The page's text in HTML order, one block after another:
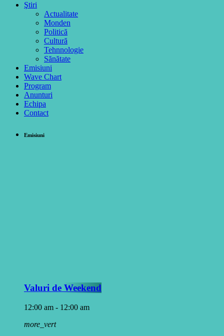
Ştiri
Actualitate
Monden
Politică
Cultură
Tehnnologie
Sănătate
Emisiuni
Wave Chart
Program
Anunturi
Echipa
Contact
Emisiuni
Valuri de Weekend
12:00 am - 12:00 am
more_vert